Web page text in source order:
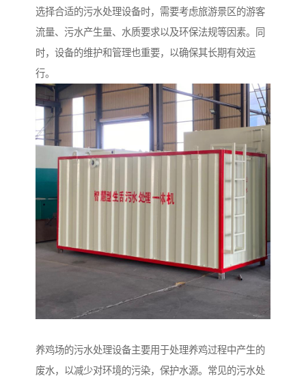
选择合适的污水处理设备时，需要考虑旅游景区的游客
流量、污水产生量、水质要求以及环保法规等因素。同
时，设备的维护和管理也重要，以确保其长期有效运
行。
养鸡场的污水处理设备主要用于处理养鸡过程中产生的
废水，以减少对环境的污染，保护水源。常见的污水处